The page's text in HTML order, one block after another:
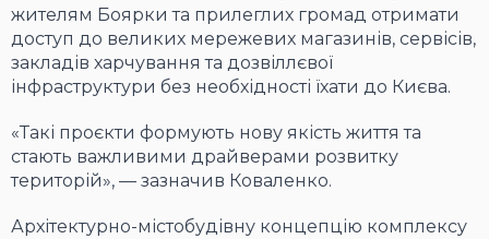
жителям Боярки та прилеглих громад отримати
доступ до великих мережевих магазинів, сервісів,
закладів харчування та дозвіллєвої
інфраструктури без необхідності їхати до Києва.
«Такі проєкти формують нову якість життя та
стають важливими драйверами розвитку
територій», — зазначив Коваленко.
Архітектурно-містобудівну концепцію комплексу